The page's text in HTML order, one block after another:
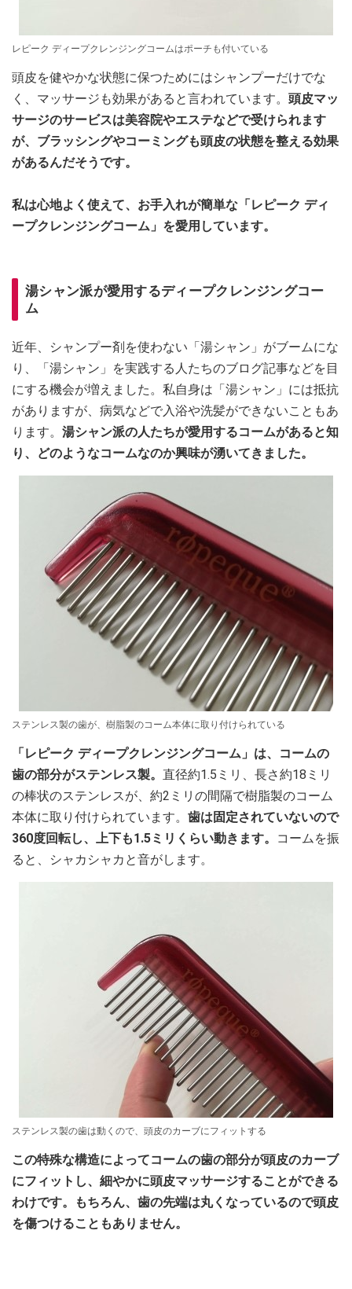
レピーク ディープクレンジングコームはポーチも付いている
頭皮を健やかな状態に保つためにはシャンプーだけでな
く、マッサージも効果があると言われています。 頭皮マッ
サージのサービスは美容院やエステなどで受けられます
が、ブラッシングやコーミングも頭皮の状態を整える効果
があるんだそうです。
私は心地よく使えて、お手入れが簡単な「レピーク ディ
ープクレンジングコーム」を愛用しています。
湯シャン派が愛用するディープクレンジングコー
ム
近年、シャンプー剤を使わない「湯シャン」がブームにな
り、「湯シャン」を実践する人たちのブログ記事などを目
にする機会が増えました。私自身は「湯シャン」には抵抗
がありますが、病気などで入浴や洗髪ができないこともあ
ります。 湯シャン派の人たちが愛用するコームがあると知
り、どのようなコームなのか興味が湧いてきました。
ステンレス製の歯が、樹脂製のコーム本体に取り付けられている
「レピーク ディープクレンジングコーム」は、コームの
歯の部分がステンレス製。 直径約1.5ミリ、長さ約18ミリ
の棒状のステンレスが、約2ミリの間隔で樹脂製のコーム
本体に取り付けられています。 歯は固定されていないので
360度回転し、上下も1.5ミリくらい動きます。
コームを振
ると、シャカシャカと音がします。
ステンレス製の歯は動くので、頭皮のカーブにフィットする
この特殊な構造によってコームの歯の部分が頭皮のカーブ
にフィットし、細やかに頭皮マッサージすることができる
わけです。もちろん、歯の先端は丸くなっているので頭皮
を傷つけることもありません。